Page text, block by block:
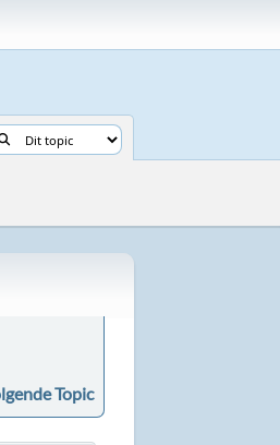
Topic